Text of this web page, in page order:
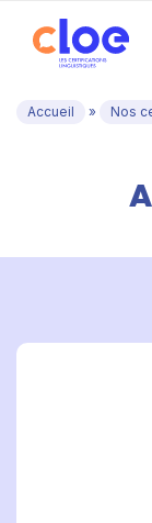
Accueil » Nos